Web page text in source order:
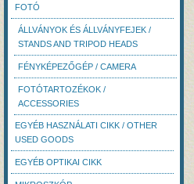
FOTÓ
ÁLLVÁNYOK ÉS ÁLLVÁNYFEJEK /
STANDS AND TRIPOD HEADS
FÉNYKÉPEZŐGÉP / CAMERA
FOTÓTARTOZÉKOK /
ACCESSORIES
EGYÉB HASZNÁLATI CIKK / OTHER
USED GOODS
EGYÉB OPTIKAI CIKK